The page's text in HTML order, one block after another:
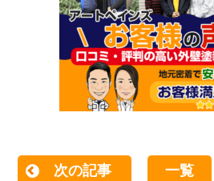
次の記事 一覧